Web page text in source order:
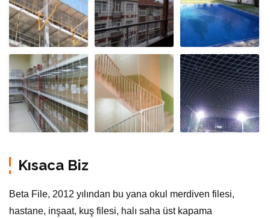
Kısaca Biz
Beta File, 2012 yılından bu yana okul merdiven filesi,
hastane, inşaat, kuş filesi, halı saha üst kapama